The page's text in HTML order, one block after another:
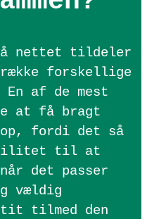
nettet tildeler
forskellige
af de mest
at få bragt
fordi det så
til at
det passer
vældig
tit tilmed den